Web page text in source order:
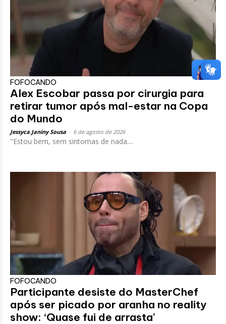
FOFOCANDO
Alex Escobar passa por cirurgia para
retirar tumor após mal-estar na Copa
do Mundo
Jessyca Janiny Sousa 6 de agosto de 2026
"Estou bem, sem sintomas de nada....
FOFOCANDO
Participante desiste do MasterChef
após ser picado por aranha no reality
show: ‘Quase fui de arrasta’